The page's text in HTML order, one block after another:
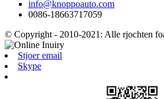
info@knoppoauto.com
0086-18663717059
© Copyright - 2010-2021: Alle rjochten
Stjoer email
Skype